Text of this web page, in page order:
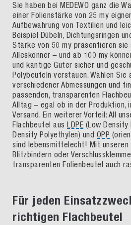
Sie haben bei MEDEWO ganz die
einer Folienstärke von 25 my
Aufbewahrung von Textilien und
Beispiel Dübeln, Dichtungsringen
Stärke von 50 my präsentieren sie
Alleskönner – und ab 100 my
und kantige Güter sicher und
Polybeuteln verstauen. Wählen Sie
verschiedener Abmessungen und
passenden, transparenten
Alltag – egal ob in der Produktion,
Versand. Ein weiterer Vorteil: All
Flachbeutel aus
LDPE (Low Density
Density Polyethylen) und OPP
sind lebensmittelecht! Mit unseren
Blitzbindern oder
transparenten Folienbeutel auch
Für jeden
richtigen Flachbeutel